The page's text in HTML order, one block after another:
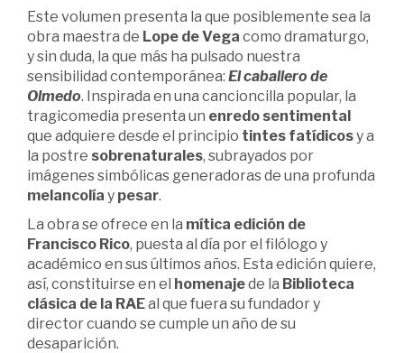
Este volumen presenta la que posiblemente sea la
obra maestra de Lope de Vega como dramaturgo,
y sin duda, la que más ha pulsado nuestra
sensibilidad contemporánea: El caballero de
Olmedo. Inspirada en una cancioncilla popular, la
tragicomedia presenta un enredo sentimental
que adquiere desde el principio tintes fatídicosy a
la postre sobrenaturales, subrayados por
imágenes simbólicas generadoras de una profunda
melancolía y pesar.
La obra se ofrece en la mítica edición de
Francisco Rico, puesta al día por el filólogo y
académico en sus últimos años. Esta edición quiere,
así, constituirse en el homenajede la Biblioteca
clásica de la RAEal que fuera su fundador y
director cuando se cumple un año de su
desaparición.